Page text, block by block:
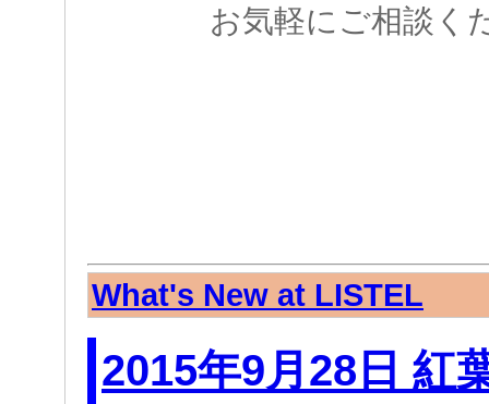
お気軽にご相談く
What's New at LISTEL
2015年9月28日 紅